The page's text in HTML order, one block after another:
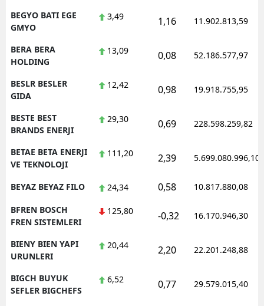
BEGYO BATI EGE
GMYO
3,49 1,16 11.902.813,59
BERA BERA
HOLDING
13,09 0,08 52.186.577,97
BESLR BESLER
GIDA
12,42 0,98 19.918.755,95
BESTE BEST
BRANDS ENERJI
29,30 0,69 228.598.259,82
BETAE BETA ENERJI
VE TEKNOLOJI
111,20 2,39 5.699.080.996,10
BEYAZ BEYAZ FILO 24,34 0,58 10.817.880,08
BFREN BOSCH
FREN SISTEMLERI
125,80 -0,32 16.170.946,30
BIENY BIEN YAPI
URUNLERI
20,44 2,20 22.201.248,88
BIGCH BUYUK
SEFLER BIGCHEFS
6,52 0,77 29.579.015,40